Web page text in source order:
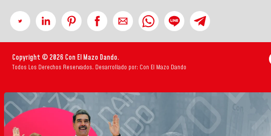
Copyright © 2026 Con El Mazo Dando.
Todos Los Derechos Reservados. Desarrollado por: Con El Mazo Dando